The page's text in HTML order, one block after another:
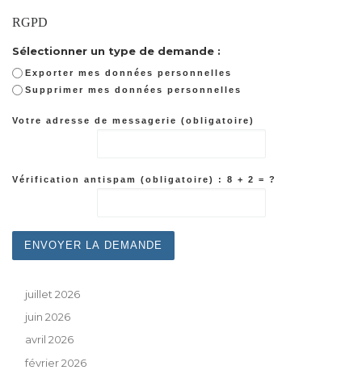
RGPD
Sélectionner un type de demande :
Exporter mes données personnelles
Supprimer mes données personnelles
Votre adresse de messagerie (obligatoire)
Vérification antispam (obligatoire) : 8 + 2 = ?
juillet 2026
juin 2026
avril 2026
février 2026